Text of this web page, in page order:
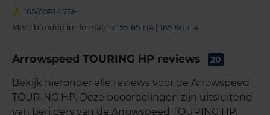
165/60R14 75H
Meer banden in de maten 155-65-r14 | 165-60-r14
Arrowspeed TOURING HP reviews 20
Bekijk hieronder alle reviews voor de Arrowspeed
TOURING HP. Deze beoordelingen zijn uitsluitend
van berijders van de Arrowspeed TOURING HP.